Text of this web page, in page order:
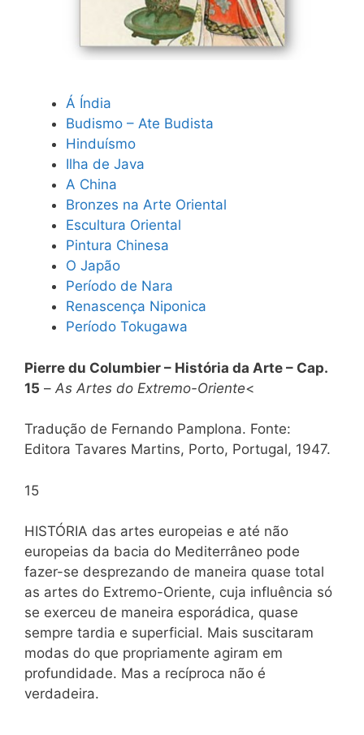
Á Índia
Budismo – Ate Budista
Hinduísmo
Ilha de Java
A China
Bronzes na Arte Oriental
Escultura Oriental
Pintura Chinesa
O Japão
Período de Nara
Renascença Niponica
Período Tokugawa
Pierre du Columbier – História da Arte – Cap.
15 – As Artes do Extremo-Oriente<
Tradução de Fernando Pamplona. Fonte:
Editora Tavares Martins, Porto, Portugal, 1947.
15
HISTÓRIA das artes europeias e até não
europeias da bacia do Mediterrâneo pode
fazer-se desprezando de maneira quase total
as artes do Extremo-Oriente, cuja influência só
se exerceu de maneira esporádica, quase
sempre tardia e superficial. Mais suscitaram
modas do que propriamente agiram em
profundidade. Mas a recíproca não é
verdadeira.